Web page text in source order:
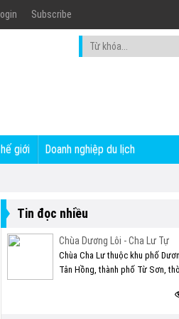
Subscribe
giới Doanh nghiệp du lịch
Tin đọc nhiều
Chùa Dương Lôi - Cha Lư Tự
Chùa Cha Lư thuộc khu phố
Tân Hồng, thành phố Từ Sơn,